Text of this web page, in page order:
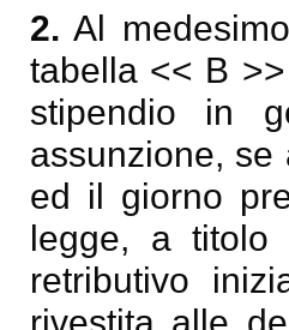
2. Al
tabella << B
stipendio in
assunzione,
ed il giorno
legge, a titolo
retributivo
rivestita alle